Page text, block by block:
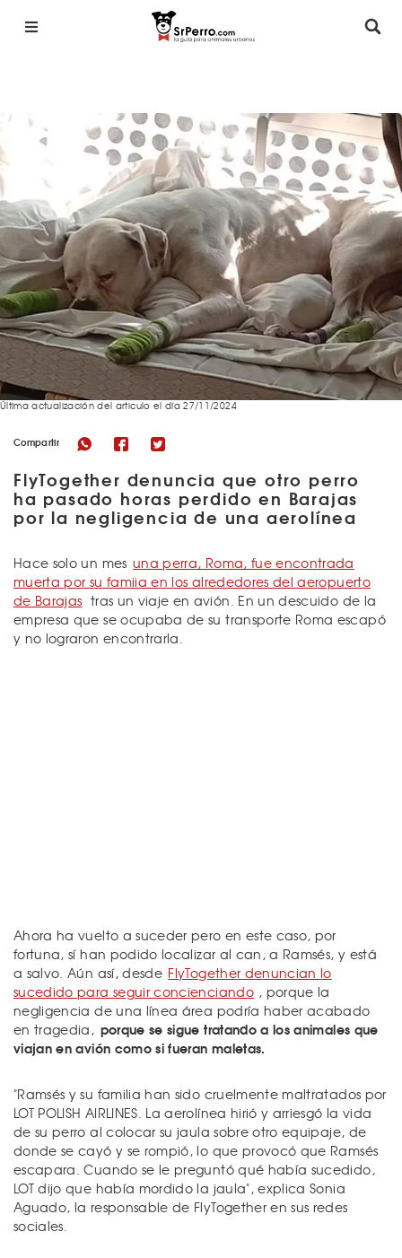
Compartir
FlyTogether denuncia que otro perro
ha pasado horas perdido en Barajas
por la negligencia de una aerolínea
Última actualización del articulo el día 27/11/2024
Hace solo un mes una perra, Roma, fue encontrada
muerta por su famiia en los alrededores del aeropuerto
de Barajas tras un viaje en avión. En un descuido de la
empresa que se ocupaba de su transporte Roma escapó
y no lograron encontrarla.
Ahora ha vuelto a suceder pero en este caso, por
fortuna, sí han podido localizar al can, a Ramsés, y está
a salvo. Aún así, desde FlyTogether denuncian lo
sucedido para seguir concienciando , porque la
negligencia de una línea área podría haber acabado
en tragedia, porque se sigue tratando a los animales que
viajan en avión como si fueran maletas.
"Ramsés y su familia han sido cruelmente maltratados por
LOT POLISH AIRLINES. La aerolínea hirió y arriesgó la vida
de su perro al colocar su jaula sobre otro equipaje, de
donde se cayó y se rompió, lo que provocó que Ramsés
escapara. Cuando se le preguntó qué había sucedido,
LOT dijo que había mordido la jaula", explica Sonia
Aguado, la responsable de FlyTogether en sus redes
sociales.